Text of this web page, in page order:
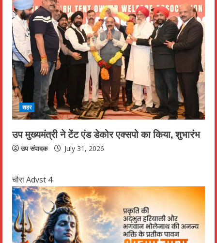
शहर
उप मुख्यमंत्री ने टेंट एंड डेकोर एक्सपो का किया, शुभारंभ
उप संपादक July 31, 2026
चौरा Advst 4